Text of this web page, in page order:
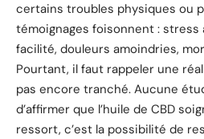
certains troubles physiques ou
témoignages foisonnent : stress
facilité, douleurs amoindries,
Pourtant, il faut rappeler une
pas encore tranché. Aucune
d’affirmer que l’huile de CBD
ressort, c’est la possibilité de